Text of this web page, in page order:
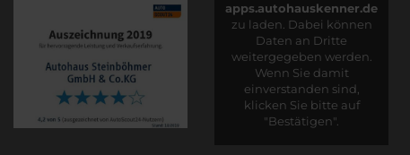
apps.autohauskenner.de
zu laden. Dabei können
Daten an Dritte
weitergegeben werden.
Wenn Sie damit
einverstanden sind,
klicken Sie bitte auf
"Bestätigen".